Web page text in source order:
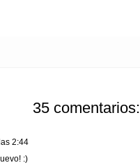
35 comentarios:
2:44
:)